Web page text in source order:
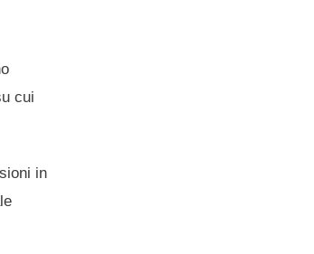
cui
in